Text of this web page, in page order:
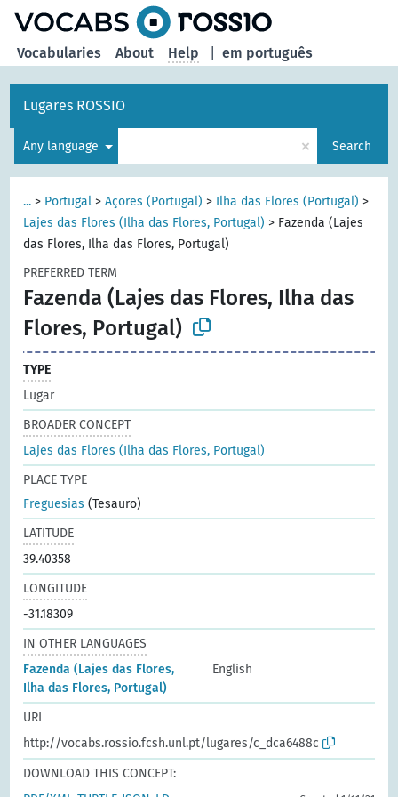
em português
Vocabularies About Help
Lugares ROSSIO
Any language × Search
... > Portugal >Açores (Portugal) > Ilha das Flores (Portugal) >
Lajes das Flores (Ilha das Flores, Portugal) > Fazenda (Lajes
das Flores, Ilha das Flores, Portugal)
PREFERRED TERM
Fazenda (Lajes das Flores, Ilha das
Flores, Portugal)
TYPE
Lugar
BROADER CONCEPT
Lajes das Flores (Ilha das Flores, Portugal)
PLACE TYPE
Freguesias (Tesauro)
LATITUDE
39.40358
LONGITUDE
-31.18309
IN OTHER LANGUAGES
Fazenda (Lajes das Flores,
Ilha das Flores, Portugal)
English
URI
http://vocabs.rossio.fcsh.unl.pt/lugares/c_dca6488c
DOWNLOAD THIS CONCEPT: